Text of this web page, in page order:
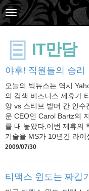
IT만담
야후! 직원들의 승리
오늘의 빅뉴스는 역시
의 검색 비즈니스 제휴가
양 vs 스티브 발머 간 인수
운 CEO인 Carol Bartz의
를 내 놓았다.이번 제휴의
기술을 MS가 10년간 라이
2009/07/30
티맥스 윈도는 짜깁